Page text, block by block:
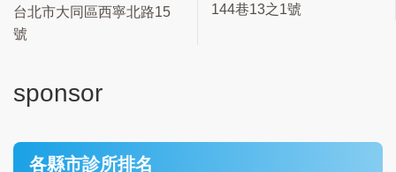
台北市大同區西寧北路15
號
144巷13之1號
sponsor
各縣市診所排名